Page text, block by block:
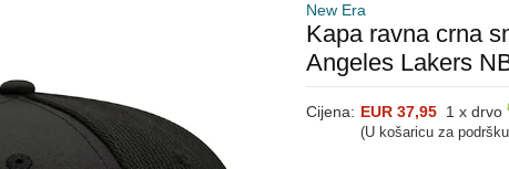
New Era
Kapa ravna crna
Angeles Lakers
Cijena: EUR 37,95 1 x drvo
(U košaricu za podršku